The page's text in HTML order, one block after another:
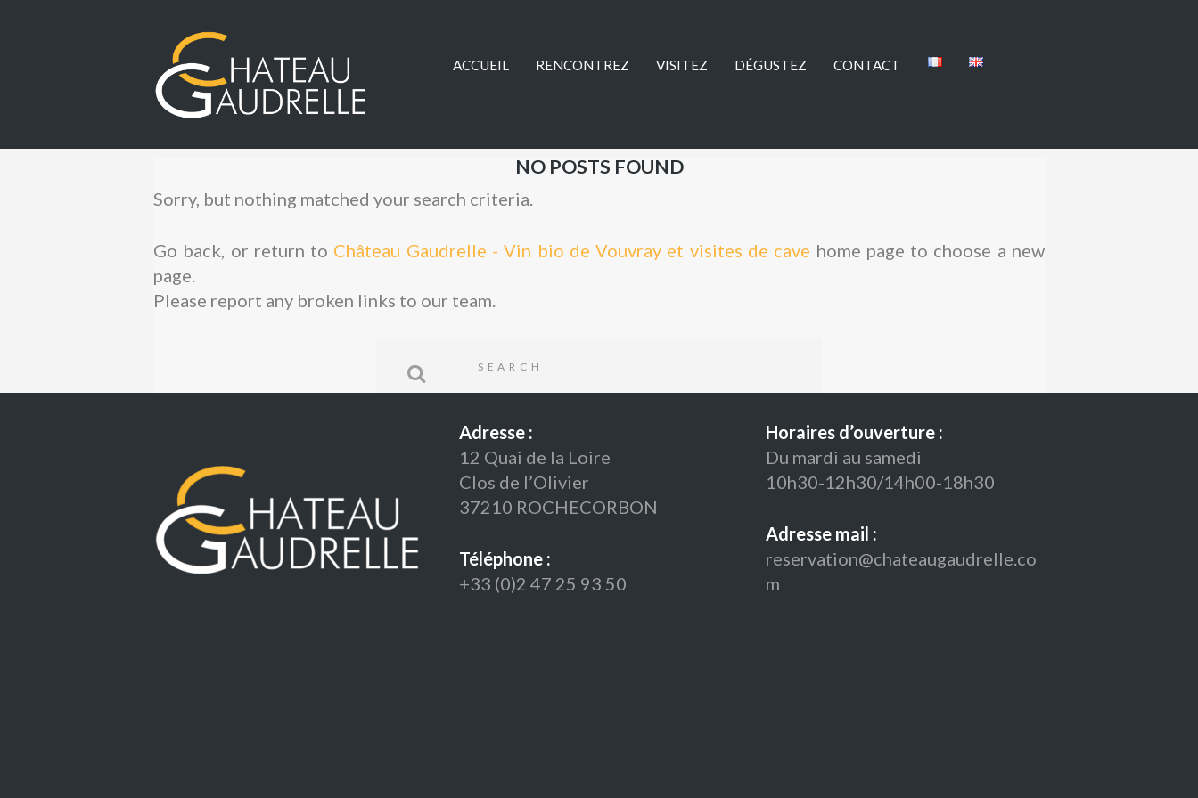
ACCUEIL RENCONTREZ VISITEZ DÉGUSTEZ CONTACT
NO POSTS FOUND
Sorry, but nothing matched your search criteria.
Go back, or return to Château Gaudrelle - Vin bio de Vouvray et visites de cave home page to choose a new
page.
Please report any broken links to our team.
Adresse :
12 Quai de la Loire
Clos de l’Olivier
37210 ROCHECORBON
Téléphone :
+33 (0)2 47 25 93 50
Horaires d’ouverture :
Du mardi au samedi
10h30-12h30/14h00-18h30
Adresse mail :
reservation@chateaugaudrelle.co
m